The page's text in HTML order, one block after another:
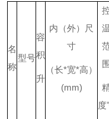
名
称
型号
容
积
升
内（外）尺
寸
（长*宽*高）
(mm)
围
度